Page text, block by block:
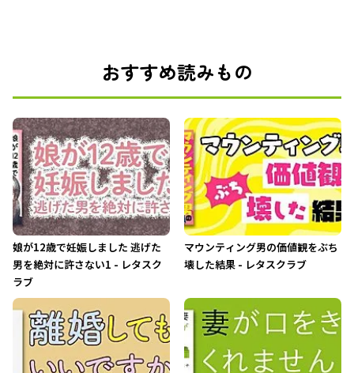
おすすめ読みもの
娘が12歳で妊娠しました 逃げた
男を絶対に許さない1 - レタスク
ラブ
マウンティング男の価値観をぶち
壊した結果 - レタスクラブ